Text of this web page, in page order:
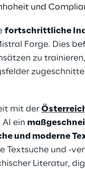
und
fortschrittliche
Forge. Dies
zu
mit der
AI ein
und moderne
Textsuche und -
Literatur,